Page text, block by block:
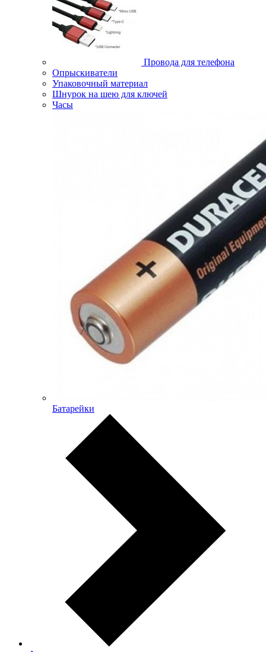
Провода для телефона
Опрыскиватели
Упаковочный материал
Шнурок на шею для ключей
Часы
Батарейки